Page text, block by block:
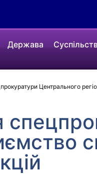
Держава
Центрального